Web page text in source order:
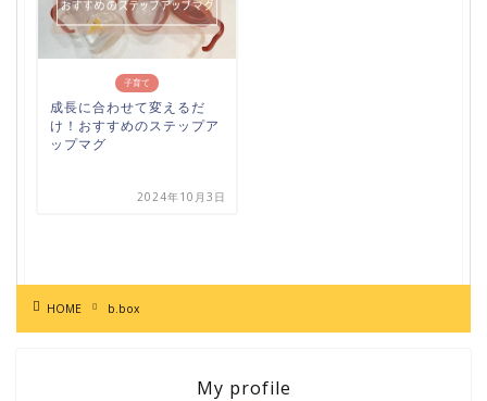
子育て
成長に合わせて変えるだ
け！おすすめのステップア
ップマグ
2024年10月3日
HOME b.box
My profile